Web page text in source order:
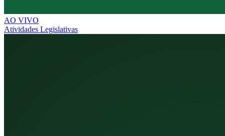
AO VIVO
Atividades Legislativas